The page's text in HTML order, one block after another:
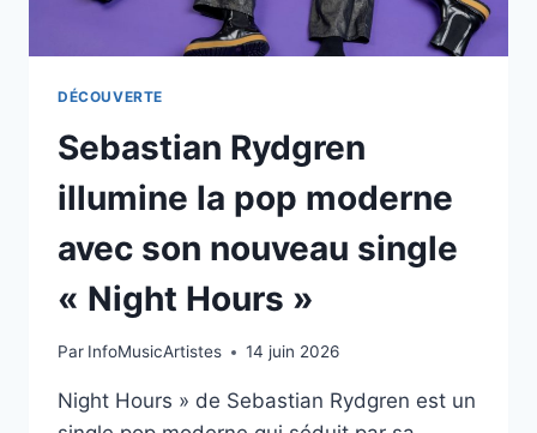
DÉCOUVERTE
Sebastian Rydgren
illumine la pop moderne
avec son nouveau single
« Night Hours »
Par InfoMusicArtistes 14 juin 2026
Night Hours » de Sebastian Rydgren est un